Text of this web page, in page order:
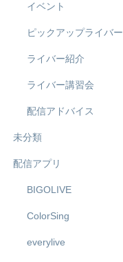
イベント
ピックアップライバー
ライバー紹介
ライバー講習会
配信アドバイス
未分類
配信アプリ
BIGOLIVE
ColorSing
everylive